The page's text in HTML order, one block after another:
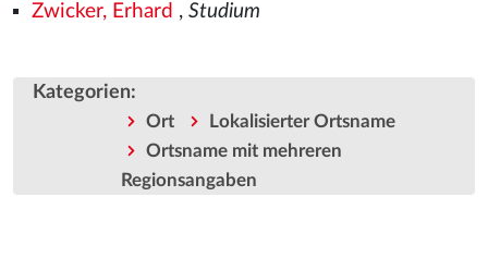
Zwicker, Erhard , Studium
Kategorien:
Ort
Lokalisierter Ortsname
Ortsname mit mehreren
Regionsangaben